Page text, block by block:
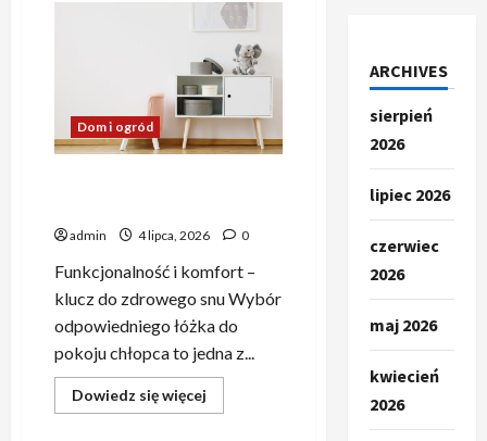
Komfortowe
łóżko
pokoju
chłopca
—
kluczowe
wskazówki
Dom i ogród
admin 4 lipca, 2026 0
Funkcjonalność i komfort –
klucz do zdrowego snu Wybór
odpowiedniego łóżka do
pokoju chłopca to jedna z...
Dowiedz się więcej
się
ARCHIVES
sierpień
2026
lipiec 2026
czerwiec
2026
maj 2026
kwiecień
2026